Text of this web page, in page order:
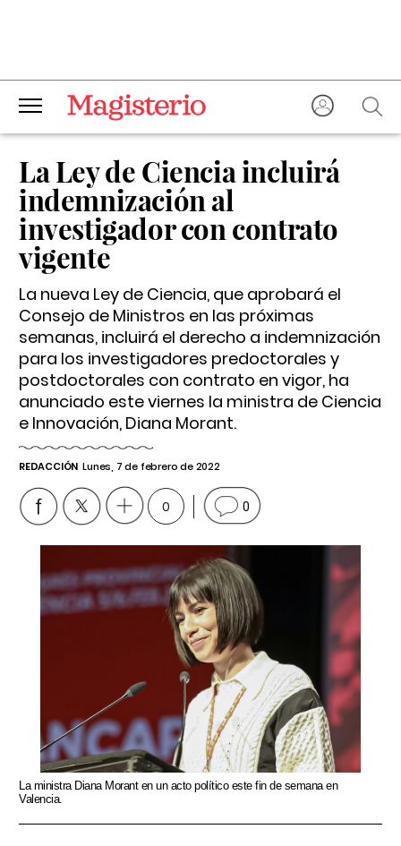
La Ley de Ciencia incluirá
indemnización al
investigador con contrato
vigente
La nueva Ley de Ciencia, que aprobará el
Consejo de Ministros en las próximas
semanas, incluirá el derecho a indemnización
para los investigadores predoctorales y
postdoctorales con contrato en vigor, ha
anunciado este viernes la ministra de Ciencia
e Innovación, Diana Morant.
REDACCIÓN Lunes, 7 de febrero de 2022
0 0
La ministra Diana Morant en un acto político este fin de semana en
Valencia.